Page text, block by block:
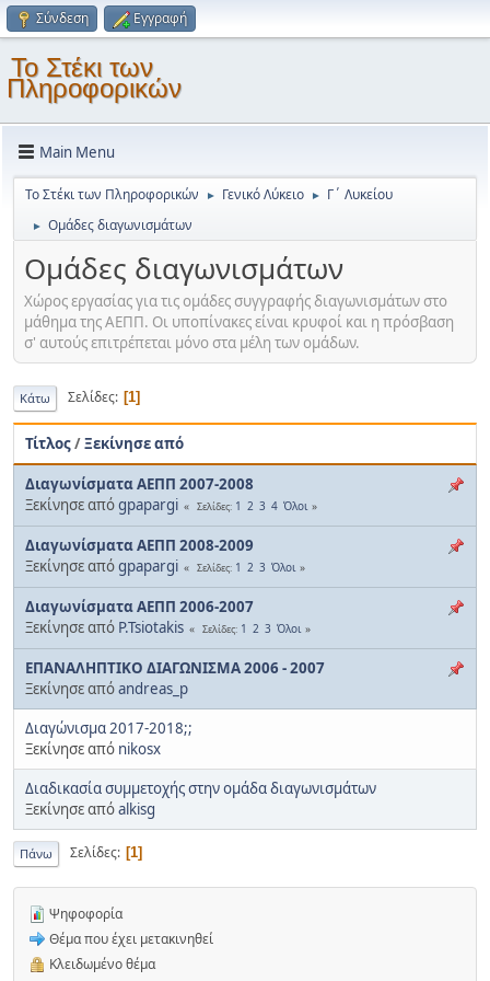
Σύνδεση Εγγραφή
Το Στέκι των
Πληροφορικών
Main Menu
Το Στέκι των Πληροφορικών ► Γενικό Λύκειο ► Γ΄ Λυκείου
► Ομάδες διαγωνισμάτων
Ομάδες διαγωνισμάτων
Χώρος εργασίας για τις ομάδες συγγραφής διαγωνισμάτων στο
μάθημα της ΑΕΠΠ. Οι υποπίνακες είναι κρυφοί και η πρόσβαση
σ' αυτούς επιτρέπεται μόνο στα μέλη των ομάδων.
Κάτω Σελίδες 1
Τίτλος/Ξεκίνησε από
Διαγωνίσματα ΑΕΠΠ 2007-2008
Ξεκίνησε απόgpapargi Σελίδες 1 2 3 4 Όλοι
Διαγωνίσματα ΑΕΠΠ 2008-2009
Ξεκίνησε απόgpapargi Σελίδες 1 2 3 Όλοι
Διαγωνίσματα ΑΕΠΠ 2006-2007
Ξεκίνησε από P.Tsiotakis Σελίδες 1 2 3 Όλοι
ΕΠΑΝΑΛΗΠΤΙΚΟ ΔΙΑΓΩΝΙΣΜΑ 2006 - 2007
Ξεκίνησε απόandreas_p
Διαγώνισμα 2017-2018;;
Ξεκίνησε από nikosx
Διαδικασία συμμετοχής στην ομάδα διαγωνισμάτων
Ξεκίνησε απόalkisg
Πάνω Σελίδες 1
Ψηφοφορία
Θέμα που έχει μετακινηθεί
Κλειδωμένο θέμα